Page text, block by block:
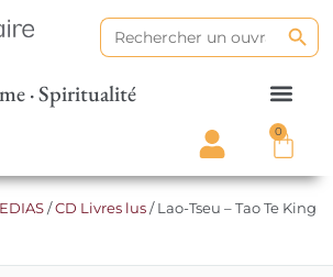
Search
for:
· Spiritualité
0
/CD Livres lus/ Lao-Tseu – Tao Te King